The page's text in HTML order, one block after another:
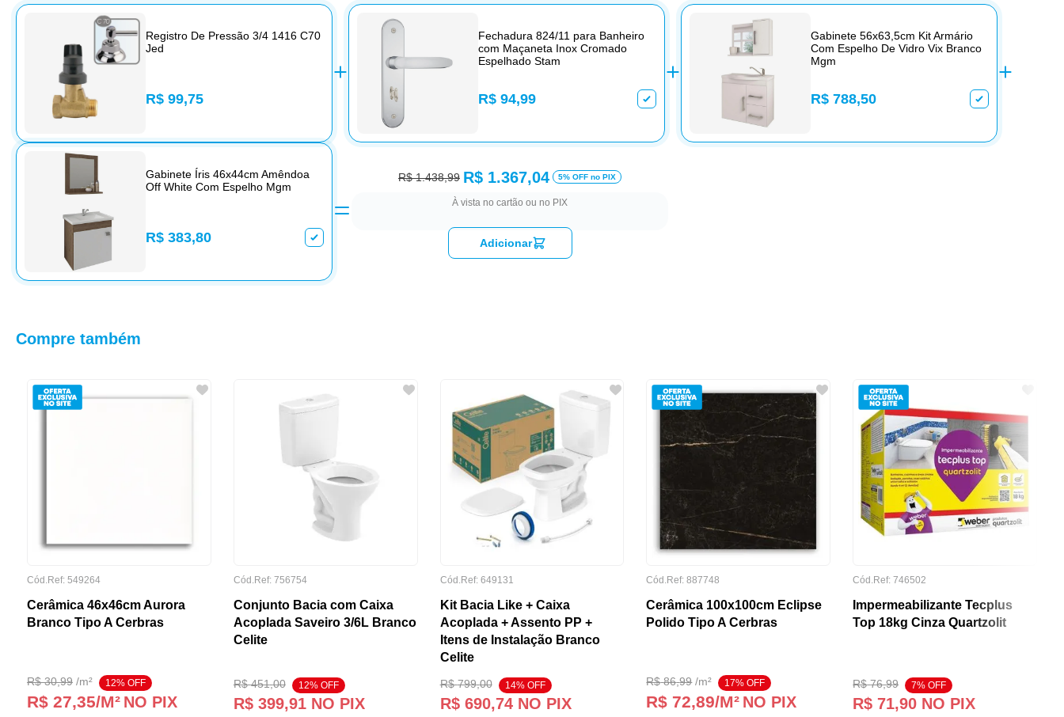
Registro De Pressão 3/4 1416 C70
Jed
R$ 99,75
Fechadura 824/11 para Banheiro
com Maçaneta Inox Cromado
Espelhado Stam
R$ 94,99
Gabinete 56x63,5cm Kit Armário
Com Espelho De Vidro Vix Branco
Mgm
R$ 788,50
Gabinete Íris 46x44cm Amêndoa
Off White Com Espelho Mgm
R$ 383,80
R$ 1.438,99 R$ 1.367,04 5% OFF no PIX
À vista no cartão ou no PIX
Adicionar
Compre também
Cód.Ref: 549264
Cerâmica 46x46cm Aurora
Branco Tipo A Cerbras
R$ 30,99/m² 12% OFF
R$ 27,35/M² NO PIX
Cód.Ref: 756754
Conjunto Bacia com Caixa
Acoplada Saveiro 3/6L Branco
Celite
R$ 451,00 12% OFF
R$ 399,91NO PIX
Cód.Ref: 649131
Kit Bacia Like + Caixa
Acoplada + Assento PP +
Itens de Instalação Branco
Celite
R$ 799,00 14% OFF
R$ 690,74NO PIX
Cód.Ref:887748
Cerâmica 100x100cm Eclipse
Polido Tipo A Cerbras
R$ 86,99/m² 17% OFF
R$ 72,89/M² NO PIX
Cód.Ref:746502
Impermeabilizante Tecplus
Top 18kg Cinza Quartzolit
R$ 76,99 7% OFF
R$ 71,90 NO PIX